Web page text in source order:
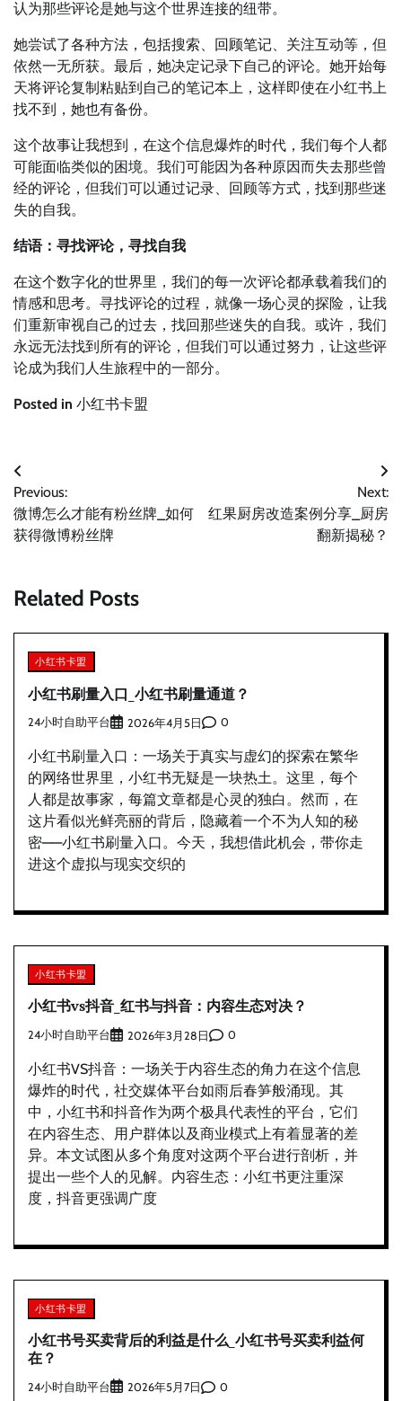
认为那些评论是她与这个世界连接的纽带。
她尝试了各种方法，包括搜索、回顾笔记、关注互动等，但
依然一无所获。最后，她决定记录下自己的评论。她开始每
天将评论复制粘贴到自己的笔记本上，这样即使在小红书上
找不到，她也有备份。
这个故事让我想到，在这个信息爆炸的时代，我们每个人都
可能面临类似的困境。我们可能因为各种原因而失去那些曾
经的评论，但我们可以通过记录、回顾等方式，找到那些迷
失的自我。
结语：寻找评论，寻找自我
在这个数字化的世界里，我们的每一次评论都承载着我们的
情感和思考。寻找评论的过程，就像一场心灵的探险，让我
们重新审视自己的过去，找回那些迷失的自我。或许，我们
永远无法找到所有的评论，但我们可以通过努力，让这些评
论成为我们人生旅程中的一部分。
Posted in 小红书卡盟
文
章
导
Previous:
微博怎么才能有粉丝牌_如何
获得微博粉丝牌
Next:
红果厨房改造案例分享_厨房
翻新揭秘？
Related Posts
小红书卡盟
小红书刷量入口_小红书刷量通道？
24小时自助平台 2026年4月5日 0
小红书刷量入口：一场关于真实与虚幻的探索在繁华
的网络世界里，小红书无疑是一块热土。这里，每个
人都是故事家，每篇文章都是心灵的独白。然而，在
这片看似光鲜亮丽的背后，隐藏着一个不为人知的秘
密——小红书刷量入口。今天，我想借此机会，带你走
进这个虚拟与现实交织的
小红书卡盟
小红书vs抖音_红书与抖音：内容生态对决？
24小时自助平台 2026年3月28日 0
小红书VS抖音：一场关于内容生态的角力在这个信息
爆炸的时代，社交媒体平台如雨后春笋般涌现。其
中，小红书和抖音作为两个极具代表性的平台，它们
在内容生态、用户群体以及商业模式上有着显著的差
异。本文试图从多个角度对这两个平台进行剖析，并
提出一些个人的见解。内容生态：小红书更注重深
度，抖音更强调广度
小红书卡盟
小红书号买卖背后的利益是什么_小红书号买卖利益何
在？
24小时自助平台 2026年5月7日 0